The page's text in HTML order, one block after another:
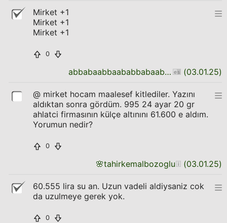
Mirket +1
Mirket +1
Mirket +1
0
abbabaabbaababbabaababbaabbabaab (03.01.25)
@ mirket hocam maalesef kitlediler. Yazını
aldıktan sonra gördüm. 995 24 ayar 20 gr
ahlatci firmasının külçe altınını 61.600 e aldım.
Yorumun nedir?
0
🌸tahirkemalbozoglu (03.01.25)
60.555 lira su an. Uzun vadeli aldiysaniz cok
da uzulmeye gerek yok.
0